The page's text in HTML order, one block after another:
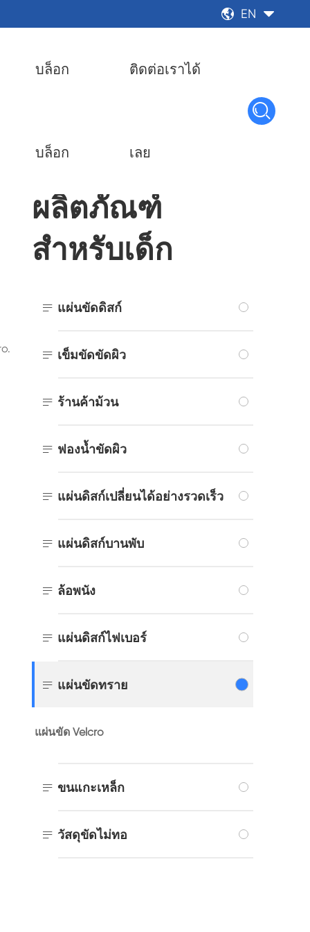
 EN 
บล็อก
บล็อก
ติดต่อเราได้
เลย

ผลิตภัณฑ์
สำหรับเด็ก
 แผ่นขัดดิสก์
 เข็มขัดขัดผิว
 ร้านค้าม้วน
 ฟองน้ำขัดผิว
 แผ่นดิสก์เปลี่ยนได้อย่างรวดเร็ว
 แผ่นดิสก์บานพับ
 ล้อพนัง
 แผ่นดิสก์ไฟเบอร์
 แผ่นขัดทราย
แผ่นขัด Velcro
 ขนแกะเหล็ก
 วัสดุขัดไม่ทอ